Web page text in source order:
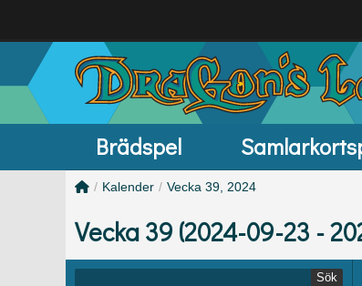
Brädspel
/ Kalender / Vecka 39, 2024
Vecka 39 (2024-09-23 -
Sök